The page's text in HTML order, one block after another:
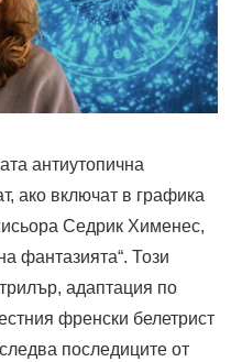
антиутопична
ако включат в графика
Седрик Хименес,
фантазията“. Този
адаптация по
френски белетрист
последиците от